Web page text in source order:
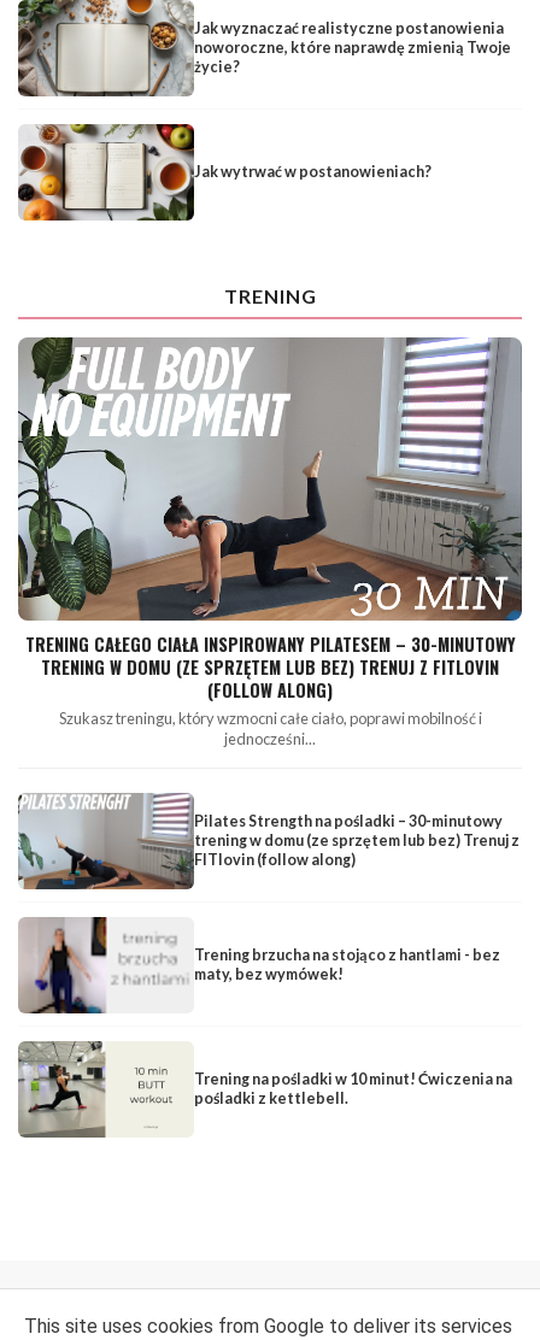
Jak wyznaczać realistyczne postanowienia
noworoczne, które naprawdę zmienią Twoje
życie?
Jak wytrwać w postanowieniach?
TRENING
TRENING CAŁEGO CIAŁA INSPIROWANY PILATESEM – 30-MINUTOWY
TRENING W DOMU (ZE SPRZĘTEM LUB BEZ) TRENUJ Z FITLOVIN
(FOLLOW ALONG)
Szukasz treningu, który wzmocni całe ciało, poprawi mobilność i
jednocześni...
Pilates Strength na pośladki – 30-minutowy
trening w domu (ze sprzętem lub bez) Trenuj z
FITlovin (follow along)
Trening brzucha na stojąco z hantlami - bez
maty, bez wymówek!
Trening na pośladki w 10 minut! Ćwiczenia na
pośladki z kettlebell.
FACEBOOK INSTAGRAM YOUTUBE
This site uses cookies from Google to deliver its services